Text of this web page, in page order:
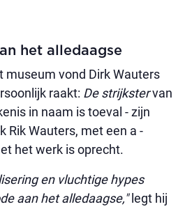
het alledaagse
museum vond Dirk Wauters
raakt: De strijkstervan
in naam is toeval - zijn
Rik Wauters, met een a -
het werk is oprecht.
en vluchtige hypes
aan het alledaagse,"legt hij